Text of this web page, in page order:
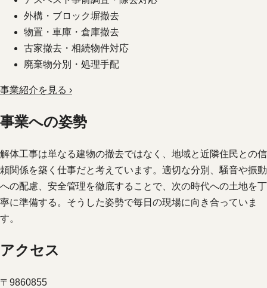
外構・ブロック塀撤去
物置・車庫・倉庫撤去
古家撤去・相続物件対応
廃棄物分別・処理手配
事業紹介を見る ›
事業への姿勢
解体工事は単なる建物の撤去ではなく、地域と近隣住民との信
頼関係を築く仕事だと考えています。適切な分別、騒音や振動
への配慮、安全管理を徹底することで、次の時代への土地を丁
寧に準備する。そうした姿勢で毎日の現場に向き合っていま
す。
アクセス
〒9860855